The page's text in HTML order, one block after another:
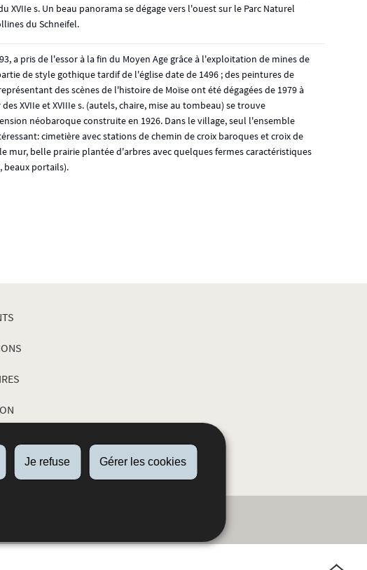
Je refuse Gérer les cookies
XVIIe s. Un beau panorama se dégage vers l'ouest sur le Parc Naturel
du Schneifel.
a pris de l'essor à la fin du Moyen Age grâce à l'exploitation de mines de
de style gothique tardif de l'église date de 1496 ; des peintures de
des scènes de l'histoire de Moïse ont été dégagées de 1979 à
XVIIe et XVIIIe s. (autels, chaire, mise au tombeau) se trouve
néobaroque construite en 1926. Dans le village, seul l'ensemble
cimetière avec stations de chemin de croix baroques et croix de
mur, belle prairie plantée d'arbres avec quelques fermes caractéristiques
beaux portails).